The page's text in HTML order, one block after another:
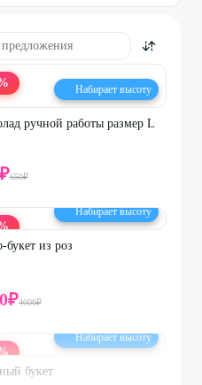
Набирает высоту
ручной работы размер L
₽650₽
Набирает высоту
из роз
₽4000₽
Набирает высоту
букет